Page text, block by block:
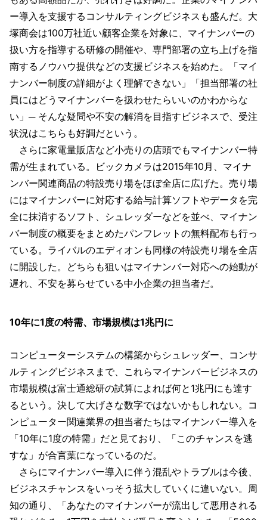
ー導入を支援するコンサルティングビジネスも盛んだ。大
塚商会は100万社近い顧客企業を対象に、マイナンバーの
扱い方を指導する研修の開催や、専門部署の立ち上げを指
南するノウハウ提供などの支援ビジネスを始めた。「マイ
ナンバー制度の詳細がよく理解できない」「担当部署の社
員にはどうマイナンバーを扱わせたらいいのかわからな
い」─ そんな疑問や不安の解消を目指すビジネスで、受注
状況はこちらも好調だという。
さらに家電量販店など小売りの店頭でもマイナンバー特
需が生まれている。ビックカメラは2015年10月、マイナ
ンバー関連商品の特設売り場をほぼ全店に広げた。売り場
にはマイナンバーに対応する給与計算ソフトやデータを完
全に抹消するソフト、シュレッダーなどを並べ、マイナン
バー制度の概要をまとめたパンフレットの無料配布も行っ
ている。ライバルのエディオンも同様の特設売り場を全店
に開設した。どちらも狙いはマイナンバー対応への始動が
遅れ、不安を募らせている中小企業の担当者だ。
10年に1度の特需、市場規模は1兆円に
コンピューターシステムの構築からシュレッダー、コンサ
ルティングビジネスまで、これらマイナンバービジネスの
市場規模は富士通総研の試算によれば何と1兆円にも達す
るという。決して大げさな数字ではないかもしれない。コ
ンピューター関連業界の担当者たちはマイナンバー導入を
「10年に1度の特需」だと見ており、「このチャンスを逃
すな」が合言葉になっているのだ。
さらにマイナンバー導入に伴う混乱やトラブルは今後、
ビジネスチャンスをいっそう拡大していくに違いない。周
知の通り、「あなたのマイナンバーが流出して悪用される